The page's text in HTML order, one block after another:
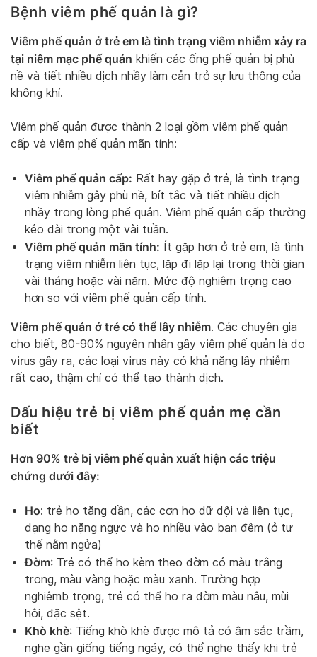
Bệnh viêm phế quản là gì?
Viêm phế quản ở trẻ em là tình trạng viêm nhiễm xảy ra
tại niêm mạc phế quản khiến các ống phế quản bị phù
nề và tiết nhiều dịch nhầy làm cản trở sự lưu thông của
không khí.
Viêm phế quản được thành 2 loại gồm viêm phế quản
cấp và viêm phế quản mãn tính:
Viêm phế quản cấp: Rất hay gặp ở trẻ, là tình trạng
viêm nhiễm gây phù nề, bít tắc và tiết nhiều dịch
nhầy trong lòng phế quản. Viêm phế quản cấp thường
kéo dài trong một vài tuần.
Viêm phế quản mãn tính: Ít gặp hơn ở trẻ em, là tình
trạng viêm nhiễm liên tục, lặp đi lặp lại trong thời gian
vài tháng hoặc vài năm. Mức độ nghiêm trọng cao
hơn so với viêm phế quản cấp tính.
Viêm phế quản ở trẻ có thể lây nhiễm. Các chuyên gia
cho biết, 80-90% nguyên nhân gây viêm phế quản là do
virus gây ra, các loại virus này có khả năng lây nhiễm
rất cao, thậm chí có thể tạo thành dịch.
Dấu hiệu trẻ bị viêm phế quản mẹ cần
biết
Hơn 90% trẻ bị viêm phế quản xuất hiện các triệu
chứng dưới đây:
Ho: trẻ ho tăng dần, các cơn ho dữ dội và liên tục,
dạng ho nặng ngực và ho nhiều vào ban đêm (ở tư
thế nằm ngửa)
Đờm: Trẻ có thể ho kèm theo đờm có màu trắng
trong, màu vàng hoặc màu xanh. Trường hợp
nghiêmb trọng, trẻ có thể ho ra đờm màu nâu, mùi
hôi, đặc sệt.
Khò khè: Tiếng khò khè được mô tả có âm sắc trầm,
nghe gần giống tiếng ngáy, có thể nghe thấy khi trẻ